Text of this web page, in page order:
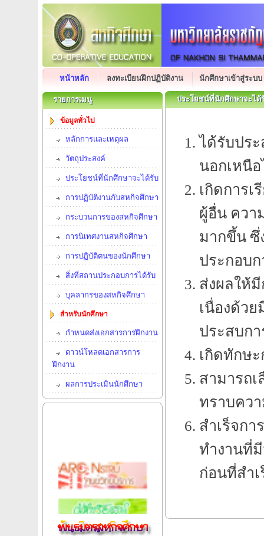
หน้าหลัก ลงทะเบียนฝึกปฏิบัติงาน นักศึกษาเข้าสู่ระบบ
รายการเมนู
รายการเมนู
ข้อมูลทั่วไป
หลักการและเหตุผล
วัตถุประสงค์
ประโยชน์ที่นักศึกษาจะได้รับ
การปฏิบัติงานกับสหกิจศึกษา
กระบวนการของสหกิจศึกษา
การนิเทศงานสหกิจศึกษา
การปฏิบัติตนของนักศึกษา
สิ่งที่สถานประกอบการได้รับ
บุคลากรของสหกิจศึกษา
สำหรับนักศึกษา
กำหนดส่งเอกสารการฝึกงาน
ดาวน์โหลดเอกสารการ
ฝึกงาน
ผลการประเมินนักศึกษา
ประโยชน์ที่นักศึกษาจะไ
ประโยชน์ที่นักศึกษาจะได้
ได้รับปร
นอกเหนือ
เกิดการ
ผู้อื่น ควา
มากขึ้น ซึ่
ประกอบก
ส่งผลให้
เนื่องด้ว
ประสบก
เกิดทักษะ
สามารถ
ทราบคว
สำเร็จก
ทำงานที่
ก่อนที่สำ